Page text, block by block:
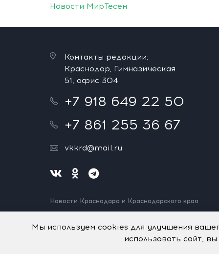
Новости МирТесен
Контакты редакции:
Краснодар, Гимназическая
51, офис 304
+7 918 649 22 50
+7 861 255 36 67
vkkrd@mail.ru
Новости Краснодара и Краснодарского края
Нашли ошибку? Выделите и нажмите Ctrl+Enter.
Мы используем cookies для улучшения
использовать сайт,